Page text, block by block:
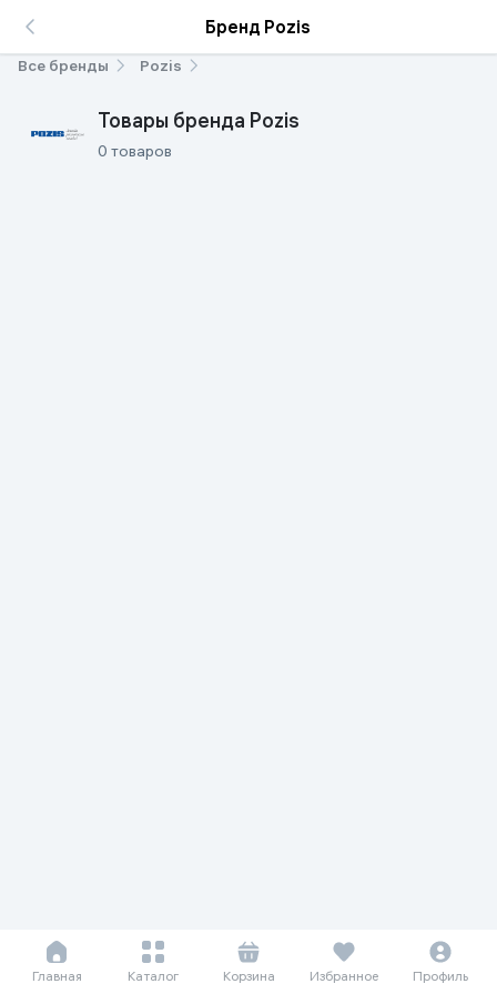
Бренд Pozis
Все бренды Pozis
Товары бренда Pozis
0 товаров
Главная Каталог Корзина Избранное Профиль